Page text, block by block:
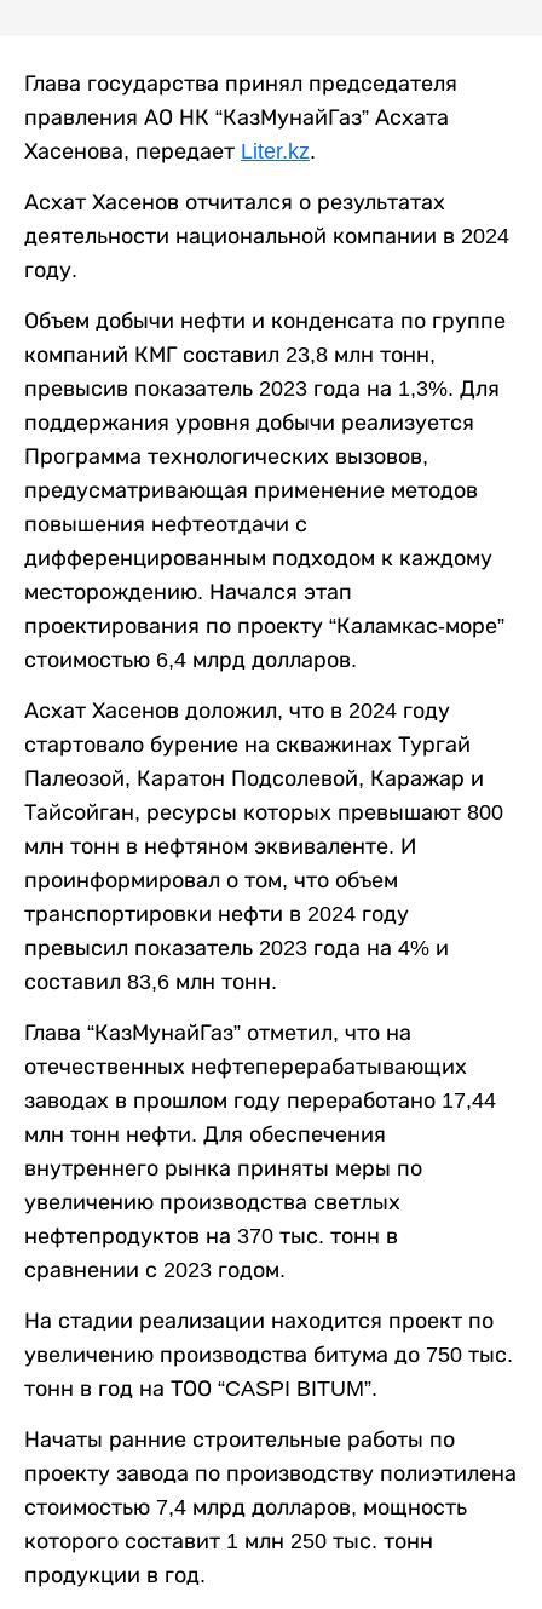
Глава государства принял председателя
правления АО НК “КазМунайГаз” Асхата
Хасенова, передает Liter.kz.
Асхат Хасенов отчитался о результатах
деятельности национальной компании в 2024
году.
Объем добычи нефти и конденсата по группе
компаний КМГ составил 23,8 млн тонн,
превысив показатель 2023 года на 1,3%. Для
поддержания уровня добычи реализуется
Программа технологических вызовов,
предусматривающая применение методов
повышения нефтеотдачи с
дифференцированным подходом к каждому
месторождению. Начался этап
проектирования по проекту “Каламкас-море”
стоимостью 6,4 млрд долларов.
Асхат Хасенов доложил, что в 2024 году
стартовало бурение на скважинах Тургай
Палеозой, Каратон Подсолевой, Каражар и
Тайсойган, ресурсы которых превышают 800
млн тонн в нефтяном эквиваленте. И
проинформировал о том, что объем
транспортировки нефти в 2024 году
превысил показатель 2023 года на 4% и
составил 83,6 млн тонн.
Глава “КазМунайГаз” отметил, что на
отечественных нефтеперерабатывающих
заводах в прошлом году переработано 17,44
млн тонн нефти. Для обеспечения
внутреннего рынка приняты меры по
увеличению производства светлых
нефтепродуктов на 370 тыс. тонн в
сравнении с 2023 годом.
На стадии реализации находится проект по
увеличению производства битума до 750 тыс.
тонн в год на ТОО “CASPI BITUM”.
Начаты ранние строительные работы по
проекту завода по производству полиэтилена
стоимостью 7,4 млрд долларов, мощность
которого составит 1 млн 250 тыс. тонн
продукции в год.